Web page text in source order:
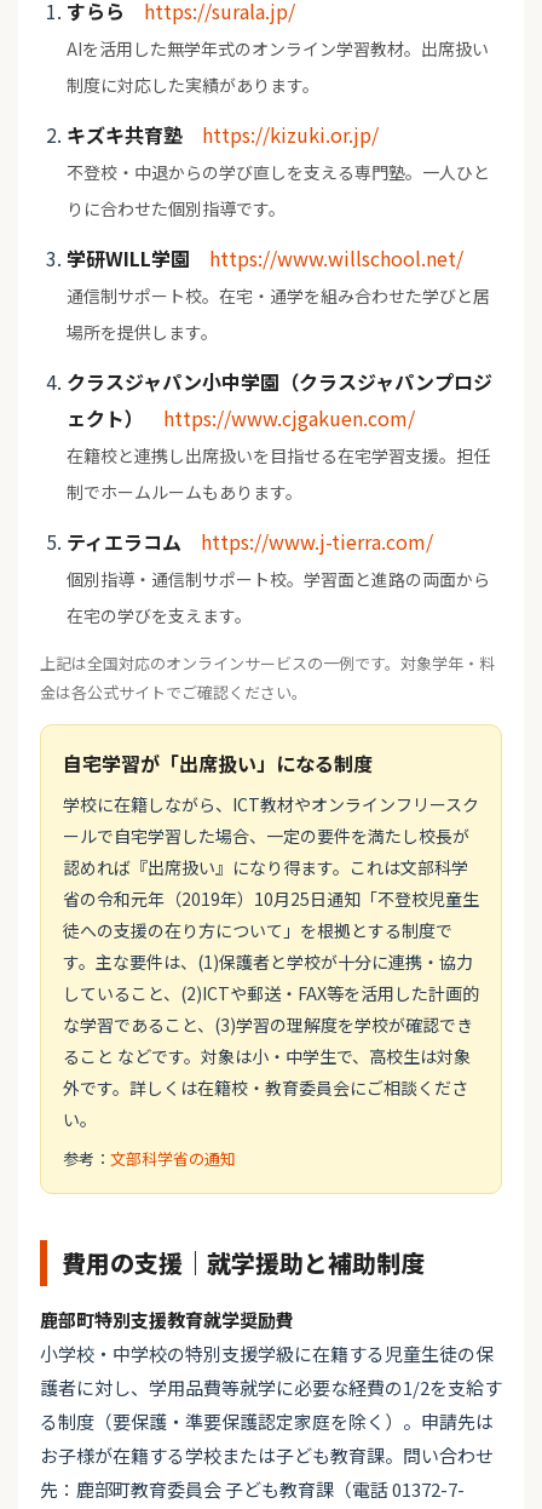
すらら https://surala.jp/
AIを活用した無学年式のオンライン学習教材。出席扱い
制度に対応した実績があります。
キズキ共育塾 https://kizuki.or.jp/
不登校・中退からの学び直しを支える専門塾。一人ひと
りに合わせた個別指導です。
学研WILL学園 https://www.willschool.net/
通信制サポート校。在宅・通学を組み合わせた学びと居
場所を提供します。
クラスジャパン小中学園（クラスジャパンプロジ
ェクト）
https://www.cjgakuen.com/
在籍校と連携し出席扱いを目指せる在宅学習支援。担任
制でホームルームもあります。
ティエラコム https://www.j-tierra.com/
個別指導・通信制サポート校。学習面と進路の両面から
在宅の学びを支えます。
上記は全国対応のオンラインサービスの一例です。対象学年・料
金は各公式サイトでご確認ください。
自宅学習が「出席扱い」になる制度
学校に在籍しながら、ICT教材やオンラインフリースク
ールで自宅学習した場合、一定の要件を満たし校長が
認めれば『出席扱い』になり得ます。これは文部科学
省の令和元年（2019年）10月25日通知「不登校児童生
徒への支援の在り方について」を根拠とする制度で
す。主な要件は、(1)保護者と学校が十分に連携・協力
していること、(2)ICTや郵送・FAX等を活用した計画的
な学習であること、(3)学習の理解度を学校が確認でき
ること などです。対象は小・中学生で、高校生は対象
外です。詳しくは在籍校・教育委員会にご相談くださ
い。
参考： 文部科学省の通知
費用の支援｜就学援助と補助制度
鹿部町特別支援教育就学奨励費
小学校・中学校の特別支援学級に在籍する児童生徒の保
護者に対し、学用品費等就学に必要な経費の1/2を支給す
る制度（要保護・準要保護認定家庭を除く）。申請先は
お子様が在籍する学校または子ども教育課。問い合わせ
先：鹿部町教育委員会 子ども教育課（電話 01372-7-